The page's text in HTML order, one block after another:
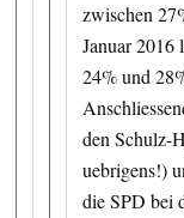
zwischen
Januar 2016
24% und
den Schulz-
uebrigens!)
die SPD bei